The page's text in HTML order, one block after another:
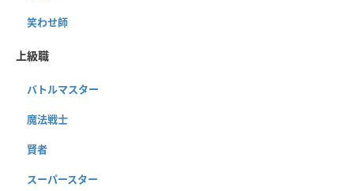
笑わせ師
上級職
バトルマスター
魔法戦士
賢者
スーパースター